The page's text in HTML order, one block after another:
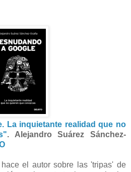
La inquietante realidad que no
. Alejandro Suárez Sánchez-
el autor sobre las 'tripas' de